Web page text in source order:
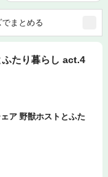
でまとめる
ふたり暮らし act.4
ア 野獣ホストとふた